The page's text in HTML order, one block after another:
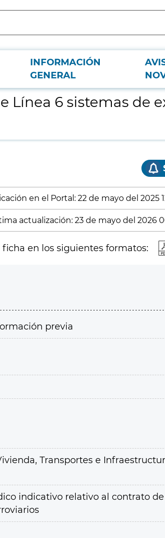
INFORMACIÓN
GENERAL
6 sistemas de
en el Portal: 22 de mayo del 2025
actualización: 23 de mayo del 2026
en los siguientes formatos:
previa
Transportes e
indicativo relativo al contrato